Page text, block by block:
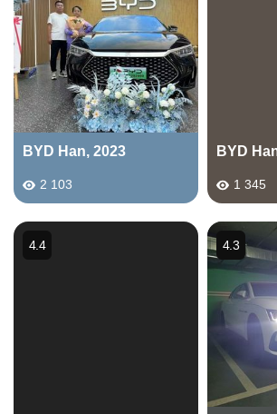
BYD Han, 2023
2 103
BYD
1 345
4.4 4.3